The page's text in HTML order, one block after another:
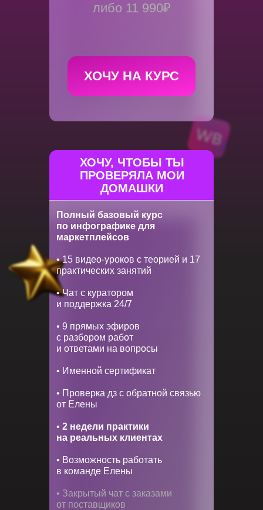
ХОЧУ НА КУРС
либо 11 990₽
Полный базовый курс
по инфографике для
маркетплейсов
• 15 видео-уроков с теорией и 17
практических занятий
• Чат с куратором
и поддержка 24/7
• 9 прямых эфиров
с разбором работ
и ответами на вопросы
• Именной сертификат
• Проверка дз с обратной связью
от Елены
• 2 недели практики
на реальных клиентах
• Возможность работать
в команде Елены
• Закрытый чат с заказами
от поставщиков
ХОЧУ, ЧТОБЫ ТЫ
ПРОВЕРЯЛА МОИ
ДОМАШКИ